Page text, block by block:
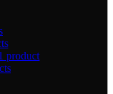
product